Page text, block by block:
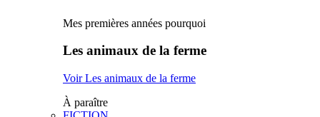
Mes premières années pourquoi
Les animaux de la ferme
Voir Les animaux de la ferme
À paraître